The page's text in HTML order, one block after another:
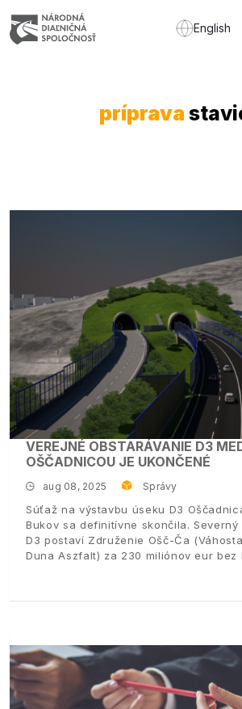
English
príprava
VEREJNÉ OBSTARÁVANIE D3
OŠČADNICOU JE UKONČENÉ
aug 08, 2025 Správy
Súťaž na výstavbu úseku D3
Bukov sa definitívne skončila.
D3 postaví Združenie Ošč-Ča
Duna Aszfalt) za 230 miliónov eur bez